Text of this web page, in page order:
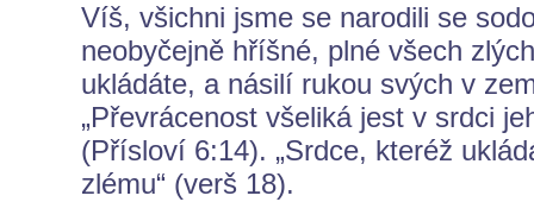
Víš, všichni jsme se narodili se
neobyčejně hříšné, plné všech
ukládáte, a násilí rukou svých v
„Převrácenost všeliká jest v srdci
(Přísloví 6:14). „Srdce, kteréž
zlému“ (verš 18).